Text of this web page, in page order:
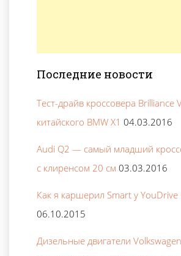
Последние новости
Тест-драйв кроссовера Brilliance
китайского BMW X1 04.03.2016
Audi Q2 — самый младший
с клиренсом 20 см 03.03.2016
Как я каршерил Smart у
06.10.2015
Дизельные двигатели Volkswagen